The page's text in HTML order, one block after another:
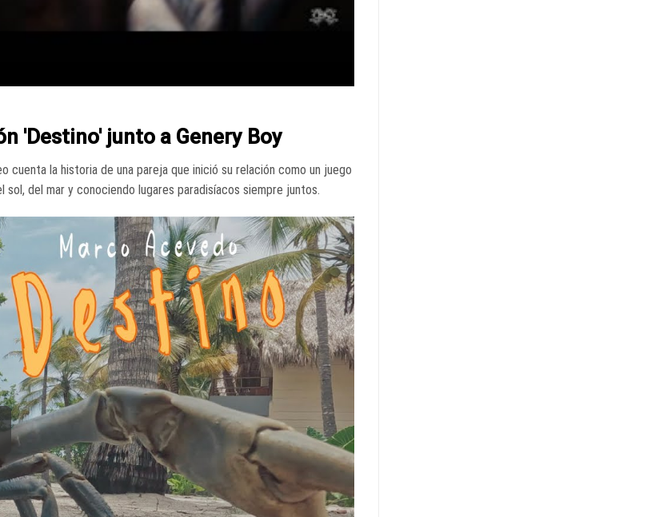
'Destino' junto a Genery Boy
cuenta la historia de una pareja que inició su relación como un juego
del mar y conociendo lugares paradisíacos siempre juntos.